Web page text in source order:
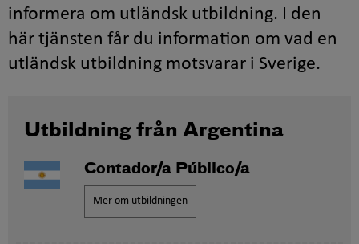
informera om utländsk utbildning. I den
här tjänsten får du information om vad en
utländsk utbildning motsvarar i Sverige.
Utbildning från Argentina
Contador/a Público/a
Mer om utbildningen